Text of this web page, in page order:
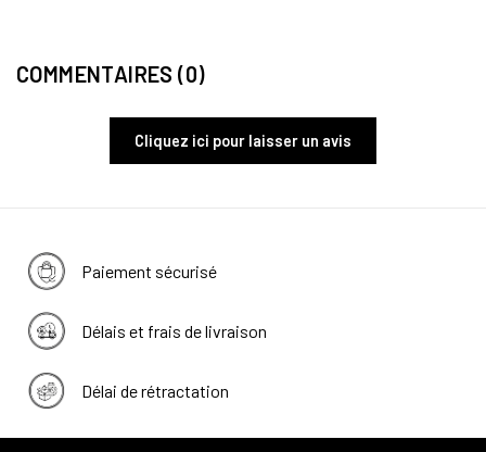
COMMENTAIRES (0)
Cliquez ici pour laisser un avis
Paiement sécurisé
Délais et frais de livraison
Délai de rétractation